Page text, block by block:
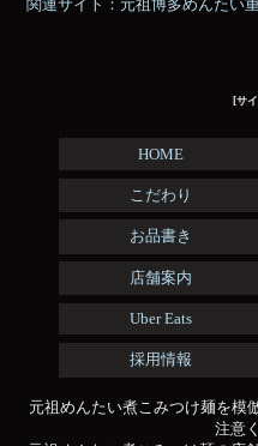
関連サイト：元祖博多めんたい
[サ
HOME
こだわり
お品書き
店舗案内
Uber Eats
採用情報
元祖めんたい煮こみつけ麺を模
注意